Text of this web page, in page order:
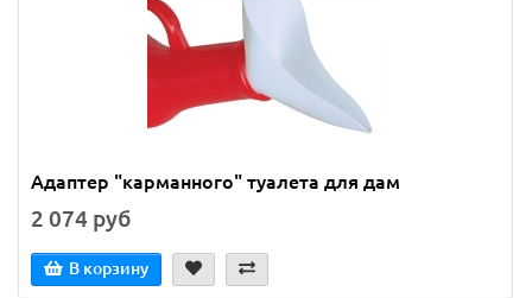
Адаптер "карманного" туалета для дам
2 074 руб
В корзину